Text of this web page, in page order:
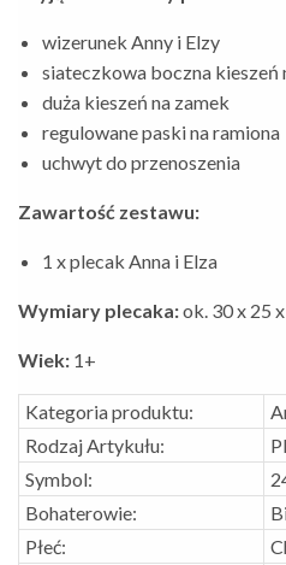
wizerunek Anny i Elzy
siateczkowa boczna kieszeń
duża kieszeń na zamek
regulowane paski na ramiona
uchwyt do przenoszenia
Zawartość zestawu:
1 x plecak Anna i Elza
Wymiary plecaka:ok. 30 x 25
Wiek: 1+
Kategoria produktu:
Rodzaj Artykułu:
Symbol:
Bohaterowie:
Płeć: